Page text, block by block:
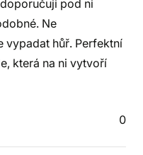
pod ni
Ne
vypadat hůř. Perfektní
která na ni vytvoří
0